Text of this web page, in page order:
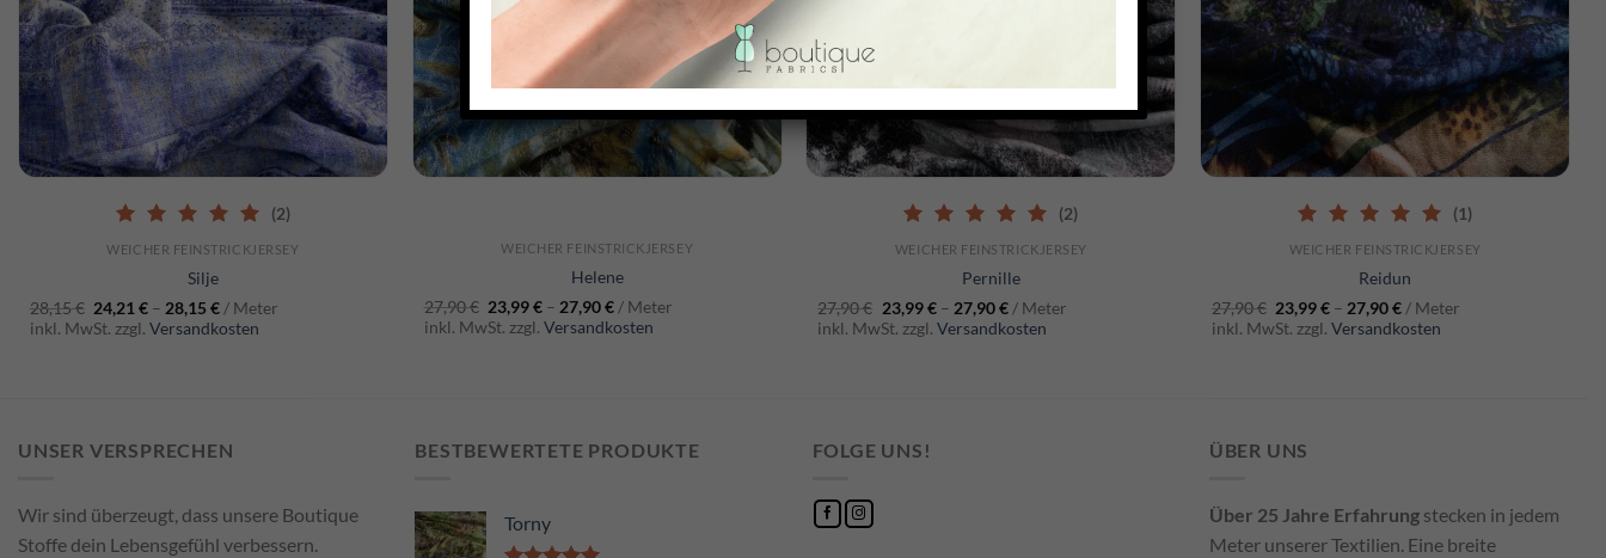
5.00 out of 5
(2)
WEICHER FEINSTRICKJERSEY
Silje
28,15€ 24,21€ – 28,15€ / Meter
inkl. MwSt. zzgl. Versandkosten
WEICHER FEINSTRICKJERSEY
Helene
27,90€ 23,99€– 27,90€ / Meter
inkl. MwSt. zzgl. Versandkosten
5.00 out of 5
(2)
WEICHER FEINSTRICKJERSEY
Pernille
27,90€ 23,99€– 27,90€ / Meter
inkl. MwSt. zzgl.Versandkosten
5.00 out of 5
(1)
WEICHER FEINSTRICKJERSEY
Reidun
27,90€ 23,99€ – 27,90€ / Meter
inkl. MwSt. zzgl.Versandkosten
UNSER VERSPRECHEN
Wir sind überzeugt, dass unsere Boutique
Stoffe dein Lebensgefühl verbessern.
BESTBEWERTETE PRODUKTE
Torny
FOLGE UNS! ÜBER UNS
Über 25 Jahre Erfahrungstecken in jedem
Meter unserer Textilien. Eine breite